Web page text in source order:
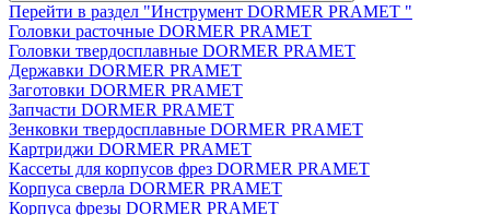
Перейти в раздел "Инструмент DORMER PRAMET "
Головки расточные DORMER PRAMET
Головки твердосплавные DORMER PRAMET
Державки DORMER PRAMET
Заготовки DORMER PRAMET
Запчасти DORMER PRAMET
Зенковки твердосплавные DORMER PRAMET
Картриджи DORMER PRAMET
Кассеты для корпусов фрез DORMER PRAMET
Корпуса сверла DORMER PRAMET
Корпуса фрезы DORMER PRAMET